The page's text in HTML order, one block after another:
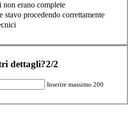
erano complete
stavo procedendo correttamente
dettagli?2/2
Inserire massimo 200